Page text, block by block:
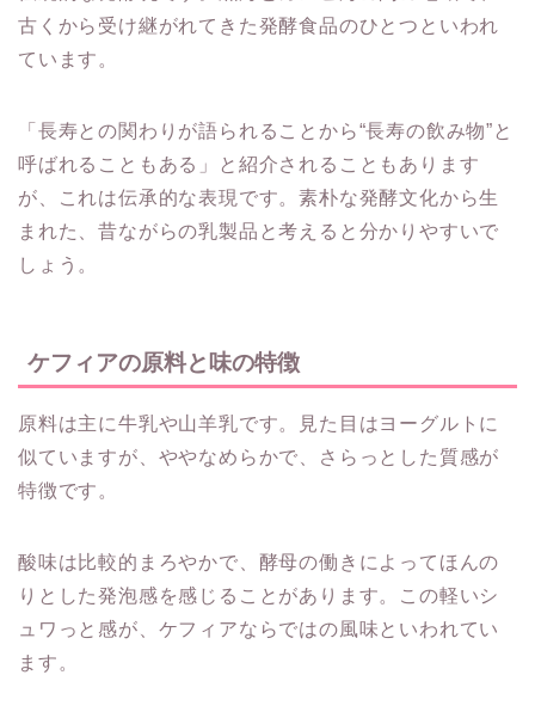
古くから受け継がれてきた発酵食品のひとつといわれ
ています。
「長寿との関わりが語られることから“長寿の飲み物”と
呼ばれることもある」と紹介されることもあります
が、これは伝承的な表現です。素朴な発酵文化から生
まれた、昔ながらの乳製品と考えると分かりやすいで
しょう。
ケフィアの原料と味の特徴
原料は主に牛乳や山羊乳です。見た目はヨーグルトに
似ていますが、ややなめらかで、さらっとした質感が
特徴です。
酸味は比較的まろやかで、酵母の働きによってほんの
りとした発泡感を感じることがあります。この軽いシ
ュワっと感が、ケフィアならではの風味といわれてい
ます。